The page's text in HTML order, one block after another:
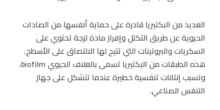
العديد من البكتيريا قادرة على حماية أنفسها من الصادات
الحيوية عن طريق التكتل وإفراز مادة لزجة تحتوي على
السكريات والبروتينات التي تتيح لها الالتصاق على الأسطح.
هذه الطبقات من البكتيريا تسمى بالغلاف الحيوي biofilm،
وتسبب إنتانات تنفسية خطيرة عندما تتشكل على جهاز
التنفس الصناعي.